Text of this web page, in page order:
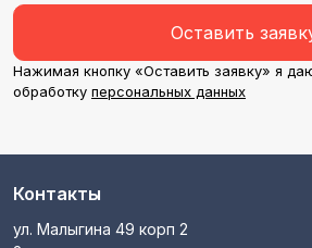
Оставить
Нажимая кнопку «Оставить заявку» я
обработку персональных данных
Контакты
ул. Малыгина 49 корп 2